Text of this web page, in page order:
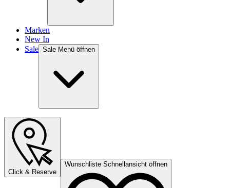
Marken
New In
Sale Sale Menü öffnen
Click & Reserve
Wunschliste Schnellansicht öffnen